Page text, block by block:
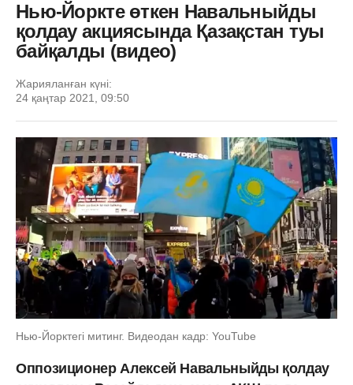
Нью-Йоркте өткен Навальныйды
қолдау акциясында Қазақстан туы
байқалды (видео)
Жарияланған күні:
24 қаңтар 2021, 09:50
Нью-Йорктегі митинг. Видеодан кадр: YouTube
Оппозиционер Алексей Навальныйды қолдау